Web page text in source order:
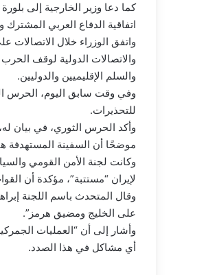
كما دعا وزير الخارجية إلى
اتفاقية الدفاع العربي
واتفق الوزراء خلال الاتصالات
والاتصالات الدولية لوقف
والسلم الإقليميين والدوليين.
وفي وقت سابق اليوم، الحرس
للتحذيرات.
وأكد الحرس الثوري، في بيان
موضحًا أن السفينة المستهدفة
وكانت لجنة الأمن القومي
لإيران “مستتبة”، مؤكدة أن
وقال المتحدث باسم اللجنة
على الخليج ومضيق هرمز”.
وأشار إلى أن “العمليات
أي مشاكل في هذا الصدد.